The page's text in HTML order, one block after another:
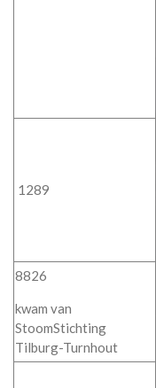
1289
8826
kwam van
StoomStichting
Tilburg-Turnhout